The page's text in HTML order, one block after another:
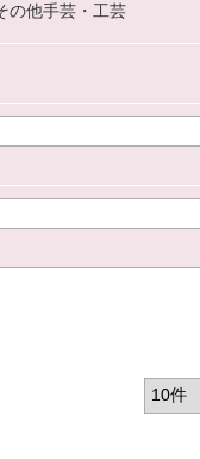
の他手芸・工芸